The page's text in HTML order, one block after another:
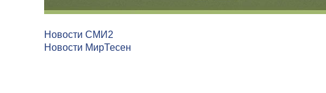
Новости СМИ2
Новости МирТесен